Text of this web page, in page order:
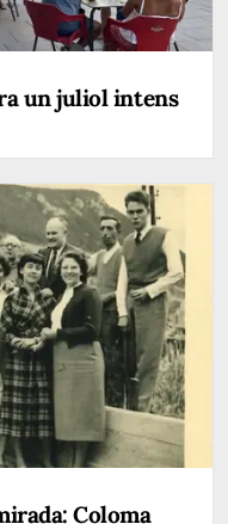
un juliol intens
Coloma